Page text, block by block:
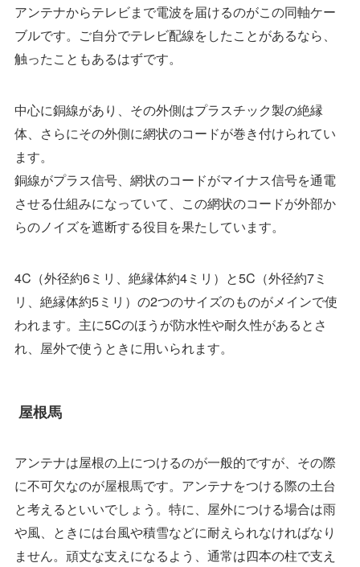
アンテナからテレビまで電波を届けるのがこの同軸ケー
ブルです。ご自分でテレビ配線をしたことがあるなら、
触ったこともあるはずです。
中心に銅線があり、その外側はプラスチック製の絶縁
体、さらにその外側に網状のコードが巻き付けられてい
ます。
銅線がプラス信号、網状のコードがマイナス信号を通電
させる仕組みになっていて、この網状のコードが外部か
らのノイズを遮断する役目を果たしています。
4C（外径約6ミリ、絶縁体約4ミリ）と5C（外径約7ミ
リ、絶縁体約5ミリ）の2つのサイズのものがメインで使
われます。主に5Cのほうが防水性や耐久性があるとさ
れ、屋外で使うときに用いられます。
屋根馬
アンテナは屋根の上につけるのが一般的ですが、その際
に不可欠なのが屋根馬です。アンテナをつける際の土台
と考えるといいでしょう。特に、屋外につける場合は雨
や風、ときには台風や積雪などに耐えられなければなり
ません。頑丈な支えになるよう、通常は四本の柱で支え